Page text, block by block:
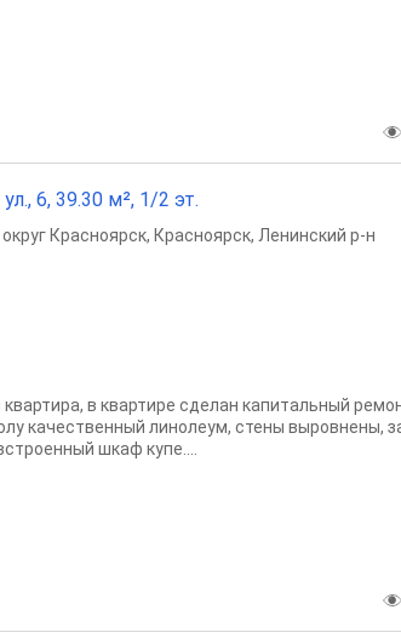
6, 39.30 м², 1/2 эт.
Красноярск, Красноярск, Ленинский р-н
в квартире сделан капитальный
качественный линолеум, стены выровнены,
шкаф купе....